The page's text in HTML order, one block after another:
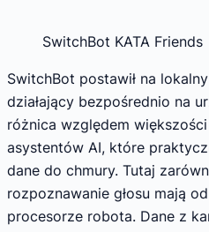
SwitchBot KATA Friends
SwitchBot postawił na
działający bezpośrednio na
różnica względem
asystentów AI, które
dane do chmury. Tutaj
rozpoznawanie głosu mają
procesorze robota. Dane z